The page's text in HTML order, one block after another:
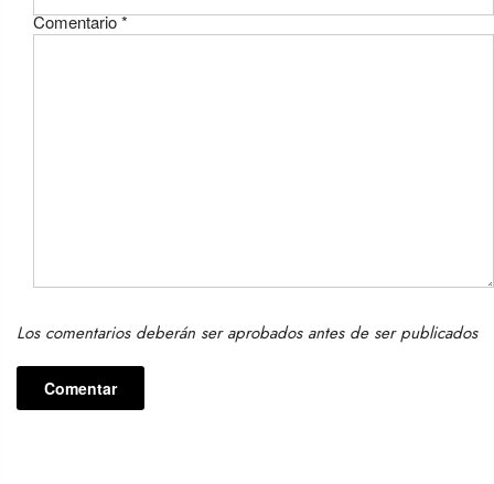
Comentario*
Los comentarios deberán ser aprobados antes de ser publicados